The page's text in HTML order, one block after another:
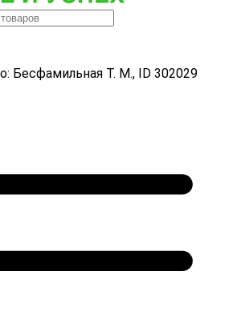
Бесфамильная Т. М., ID 302029